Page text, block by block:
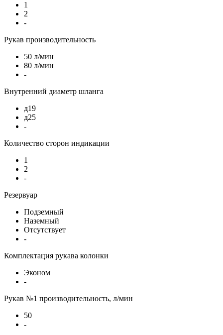
1
2
-
Рукав производительность
50 л/мин
80 л/мин
-
Внутренний диаметр шланга
д19
д25
-
Количество сторон индикации
1
2
-
Резервуар
Подземный
Наземный
Отсутствует
-
Комплектация рукава колонки
Эконом
-
Рукав №1 производительность, л/мин
50
-